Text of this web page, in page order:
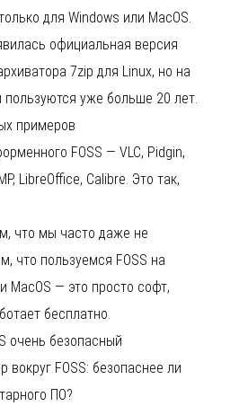
для Windows или MacOS.
официальная версия
7zip для Linux, но на
пользуются уже больше 20 лет.
примеров
FOSS — VLC, Pidgin,
LibreOffice, Calibre. Это так,
что мы часто даже не
что пользуемся FOSS на
MacOS — это просто софт,
бесплатно.
очень безопасный
вокруг FOSS: безопаснее ли
ПО?